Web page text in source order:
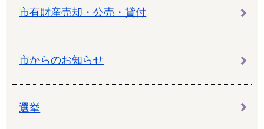
市有財産売却・公売・貸付
市からのお知らせ
選挙